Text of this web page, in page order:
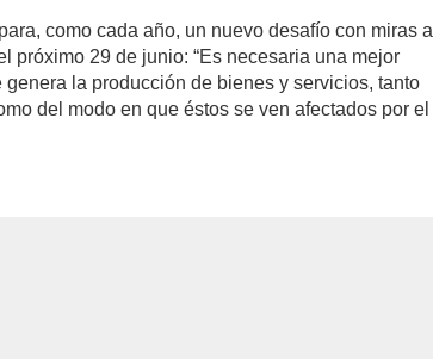
como cada año, un nuevo desafío con miras a
próximo 29 de junio: “Es necesaria una mejor
la producción de bienes y servicios, tanto
del modo en que éstos se ven afectados por el
joselina-